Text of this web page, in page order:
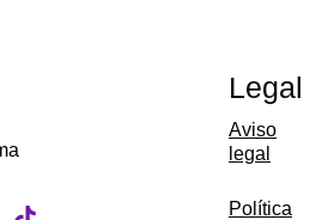
Legal
Aviso
legal
Política